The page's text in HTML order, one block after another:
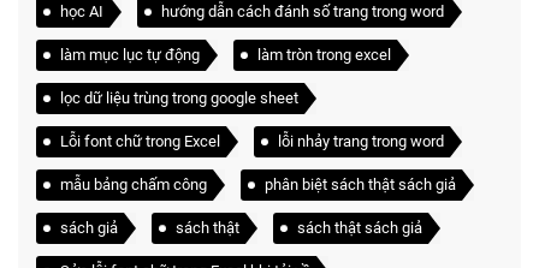
học AI hướng dẫn cách đánh số trang trong word
làm mục lục tự động làm tròn trong excel
lọc dữ liệu trùng trong google sheet
Lỗi font chữ trong Excel lỗi nhảy trang trong word
mẫu bảng chấm công phân biệt sách thật sách giả
sách giả sách thật sách thật sách giả